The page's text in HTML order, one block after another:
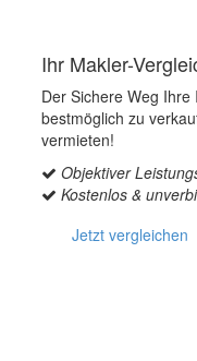
Ihr Makler-
Der Sichere Weg Ihre
bestmöglich zu
vermieten!
Objektiver
Kostenlos &
Jetzt vergleichen